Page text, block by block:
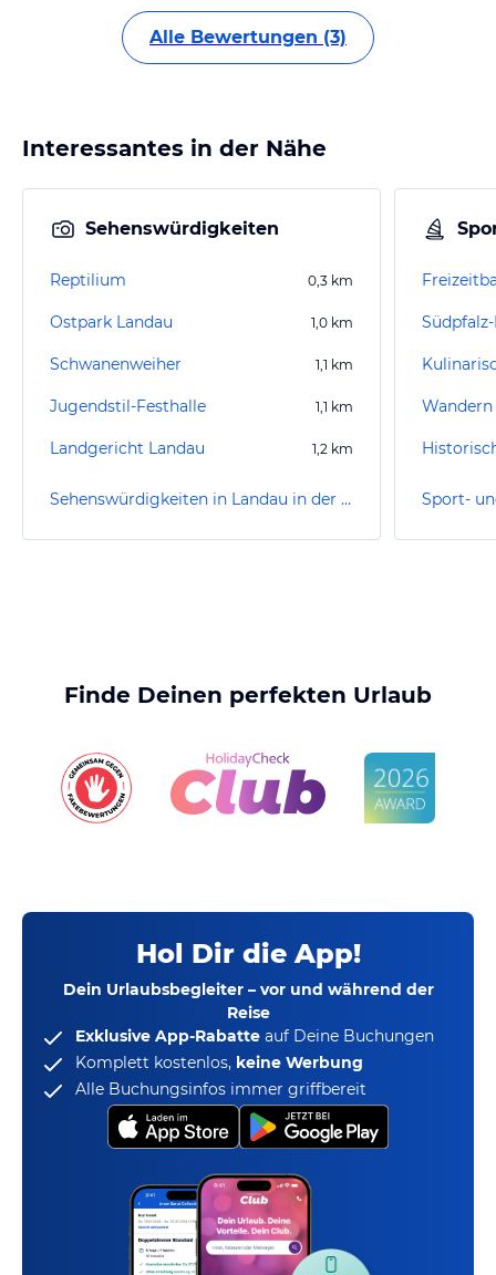
Alle Bewertungen (3)
Interessantes in der Nähe
Sehenswürdigkeiten
Reptilium 0,3 km
Ostpark Landau 1,0 km
Schwanenweiher 1,1 km
Jugendstil-Festhalle 1,1 km
Landgericht Landau 1,2 km
Sehenswürdigkeiten in Landau in der Pfalz
Finde Deinen perfekten Urlaub
Hol Dir die App!
Dein Urlaubsbegleiter – vor und während der
Reise
Exklusive App-Rabatte auf Deine Buchungen
Komplett kostenlos, keine Werbung
Alle Buchungsinfos immer griffbereit